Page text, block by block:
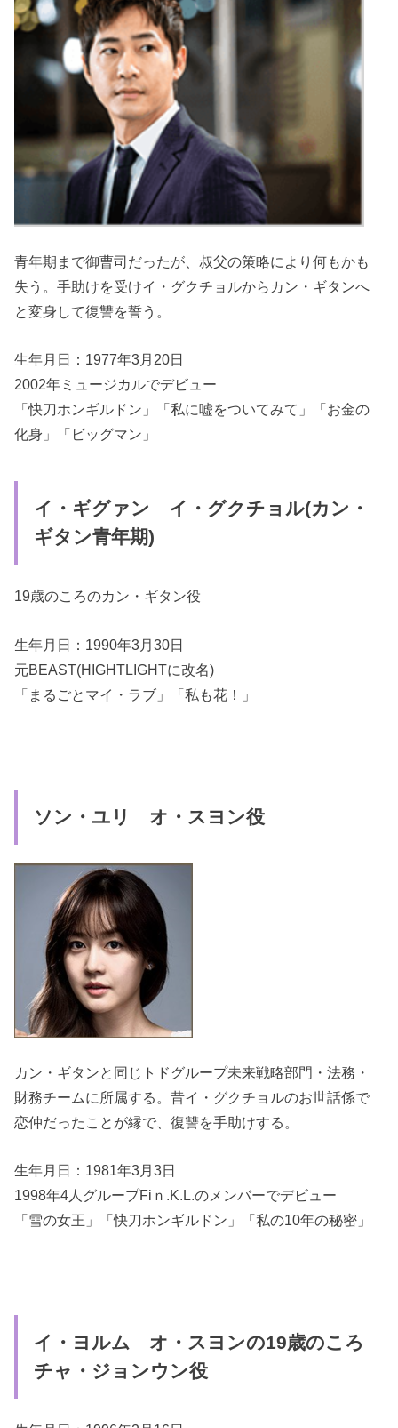
青年期まで御曹司だったが、叔父の策略により何もかも
失う。手助けを受けイ・グクチョルからカン・ギタンへ
と変身して復讐を誓う。
生年月日：1977年3月20日
2002年ミュージカルでデビュー
「快刀ホンギルドン」「私に嘘をついてみて」「お金の
化身」「ビッグマン」
イ・ギグァン イ・グクチョル(カン・
ギタン青年期)
19歳のころのカン・ギタン役
生年月日：1990年3月30日
元BEAST(HIGHTLIGHTに改名)
「まるごとマイ・ラブ」「私も花！」
ソン・ユリ オ・スヨン役
カン・ギタンと同じトドグループ未来戦略部門・法務・
財務チームに所属する。昔イ・グクチョルのお世話係で
恋仲だったことが縁で、復讐を手助けする。
生年月日：1981年3月3日
1998年4人グループFiｎ.K.L.のメンバーでデビュー
「雪の女王」「快刀ホンギルドン」「私の10年の秘密」
イ・ヨルム オ・スヨンの19歳のころ
チャ・ジョンウン役